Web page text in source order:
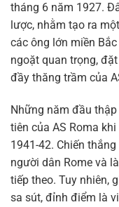
tháng 6 năm 1927.
lược, nhằm tạo ra
các ông lớn miền
ngoặt quan trọng,
đầy thăng trầm của
Những năm đầu
tiên của AS Roma
1941-42. Chiến
người dân Rome và
tiếp theo. Tuy nhiên,
sa sút, đỉnh điểm là